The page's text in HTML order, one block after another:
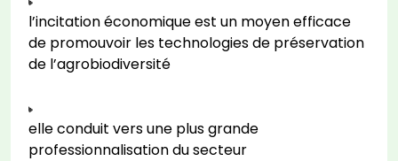
l’incitation économique est un moyen efficace
de promouvoir les technologies de préservation
de l’agrobiodiversité
elle conduit vers une plus grande
professionnalisation du secteur